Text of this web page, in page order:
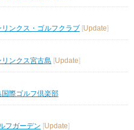
リンクス・ゴルフクラブ [Update]
リンクス宮古島 [Update]
国際ゴルフ倶楽部
フガーデン [Update]